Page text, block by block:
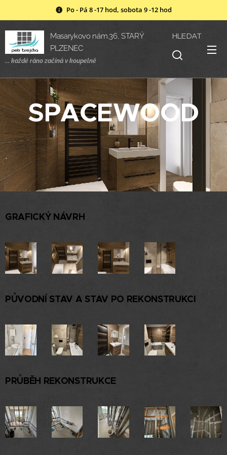
Po - Pá 8 -17 hod, sobota 9 -12 hod
Masarykovo nám.36, STARÝ
PLZENEC
... každé ráno začíná v koupelně
HLEDAT
SPACEWOOD
.
GRAFICKÝ NÁVRH
PŮVODNÍ STAV A STAV PO REKONSTRUKCI
PRŮBĚH REKONSTRUKCE